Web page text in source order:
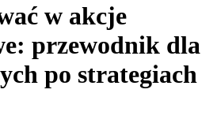
w akcje
przewodnik dla
po strategiach